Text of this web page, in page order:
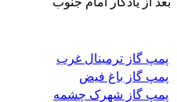
پمپ گاز ترمینال غرب
پمپ گاز باغ فیض
پمپ گاز شهرک چشمه